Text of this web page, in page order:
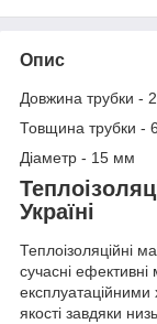
Опис
Довжина трубки -
Товщина трубки -
Діаметр - 15 мм
Україні
Теплоізоляційні
сучасні
експлуатаційними
якості завдяки